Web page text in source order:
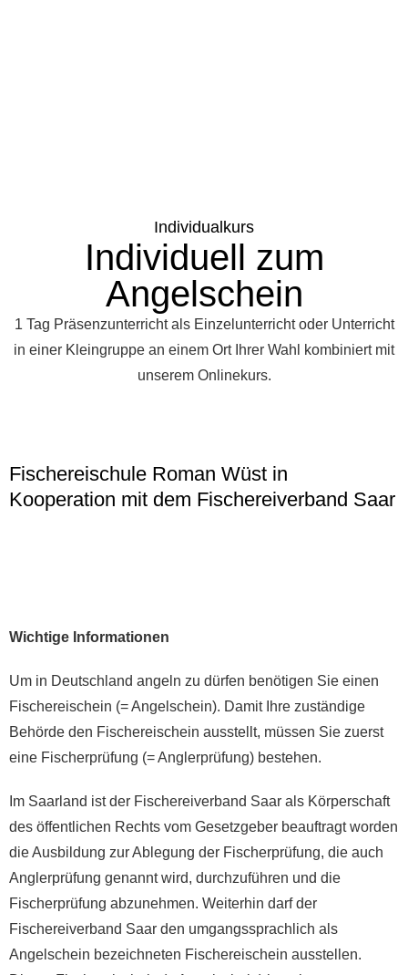
Individualkurs
Individuell zum
Angelschein
1 Tag Präsenzunterricht als Einzelunterricht oder Unterricht
in einer Kleingruppe an einem Ort Ihrer Wahl kombiniert mit
unserem Onlinekurs.
Fischereischule Roman Wüst in
Kooperation mit dem Fischereiverband Saar
Wichtige Informationen
Um in Deutschland angeln zu dürfen benötigen Sie einen
Fischereischein (= Angelschein). Damit Ihre zuständige
Behörde den Fischereischein ausstellt, müssen Sie zuerst
eine Fischerprüfung (= Anglerprüfung) bestehen.
Im Saarland ist der Fischereiverband Saar als Körperschaft
des öffentlichen Rechts vom Gesetzgeber beauftragt worden
die Ausbildung zur Ablegung der Fischerprüfung, die auch
Anglerprüfung genannt wird, durchzuführen und die
Fischerprüfung abzunehmen. Weiterhin darf der
Fischereiverband Saar den umgangssprachlich als
Angelschein bezeichneten Fischereischein ausstellen.